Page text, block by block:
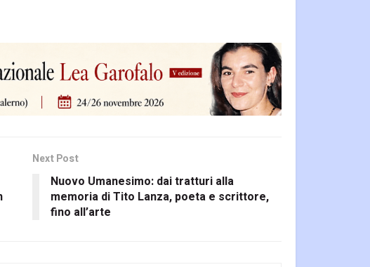
Next Post
Nuovo Umanesimo: dai tratturi alla
memoria di Tito Lanza, poeta e scrittore,
fino all’arte